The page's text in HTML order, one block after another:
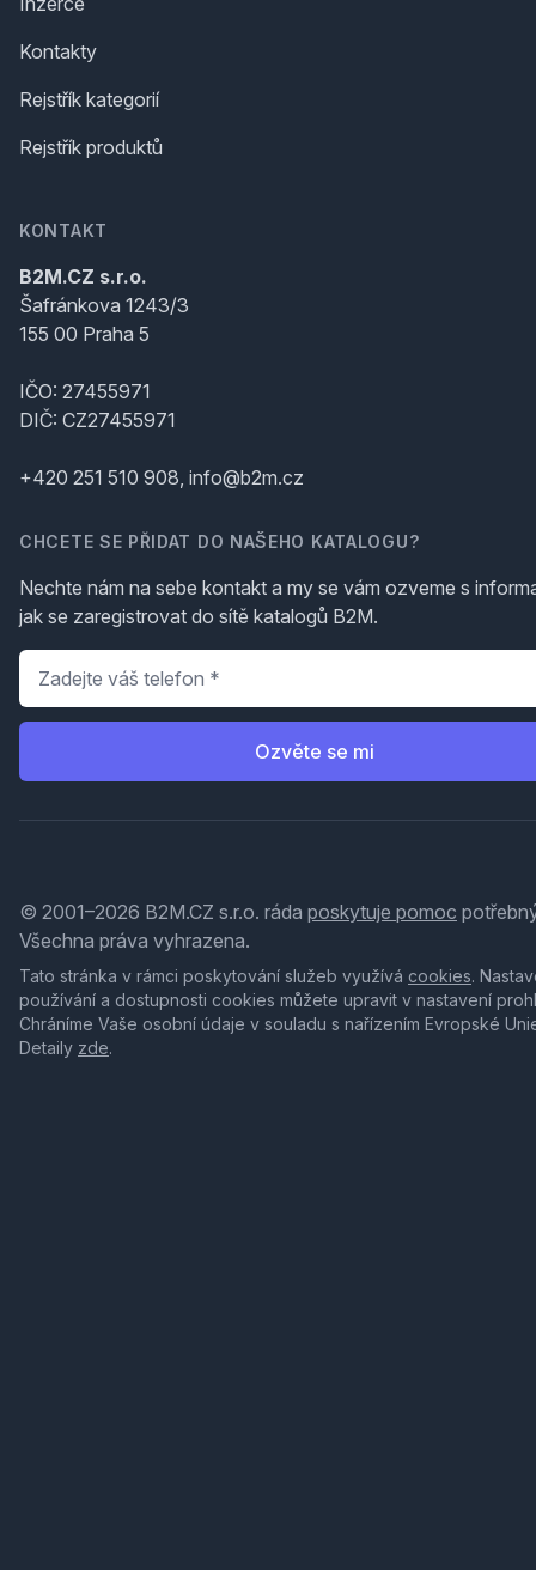
Kontakty
Rejstřík kategorií
Rejstřík produktů
KONTAKT
B2M.CZ s.r.o.
Šafránkova 1243/3
155 00 Praha 5
IČO: 27455971
DIČ: CZ27455971
+420 251 510 908, info@b2m.cz
CHCETE SE PŘIDAT DO NAŠEHO KATALOGU?
Nechte nám na sebe kontakt a my se vám ozveme s
jak se zaregistrovat do sítě katalogů B2M.
Telefon
Ozvěte se mi
© 2001–2026 B2M.CZ s.r.o. ráda poskytuje pomoc
Všechna práva vyhrazena.
Tato stránka v rámci poskytování služeb využívá cookies.
používání a dostupnosti cookies můžete upravit v nastavení
Chráníme Vaše osobní údaje v souladu s nařízením Evropské
Detaily zde.